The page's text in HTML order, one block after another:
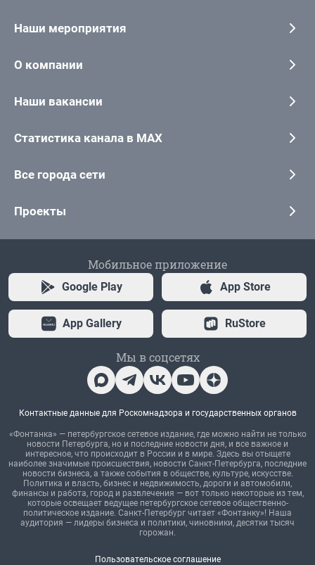
Наши мероприятия
О компании
Наши вакансии
Статистика канала в MAX
Все города сети
Проекты
Мобильное приложение
Google Play App Store
App Gallery RuStore
Мы в соцсетях
Контактные данные для Роскомнадзора и государственных органов
«Фонтанка» — петербургское сетевое издание, где можно найти не только
новости Петербурга, но и последние новости дня, и все важное и
интересное, что происходит в России и в мире. Здесь вы отыщете
наиболее значимые происшествия, новости Санкт-Петербурга, последние
новости бизнеса, а также события в обществе, культуре, искусстве.
Политика и власть, бизнес и недвижимость, дороги и автомобили,
финансы и работа, город и развлечения — вот только некоторые из тем,
которые освещает ведущее петербургское сетевое общественно-
политическое издание. Санкт-Петербург читает «Фонтанку»! Наша
аудитория — лидеры бизнеса и политики, чиновники, десятки тысяч
горожан.
Пользовательское соглашение